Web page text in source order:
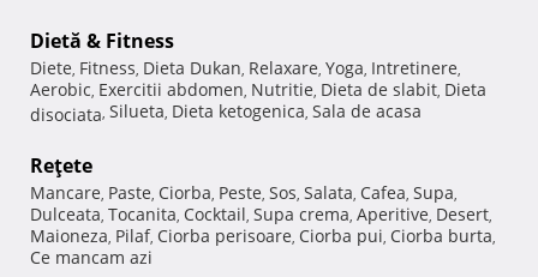
Dietă & Fitness
Diete, Fitness, Dieta Dukan, Relaxare, Yoga, Intretinere,
Aerobic, Exercitii abdomen, Nutritie, Dieta de slabit, Dieta
disociata, Silueta, Dieta ketogenica, Sala de acasa
Reţete
Mancare, Paste, Ciorba, Peste, Sos, Salata, Cafea, Supa,
Dulceata, Tocanita, Cocktail, Supa crema, Aperitive, Desert,
Maioneza, Pilaf, Ciorba perisoare, Ciorba pui, Ciorba burta,
Ce mancam azi